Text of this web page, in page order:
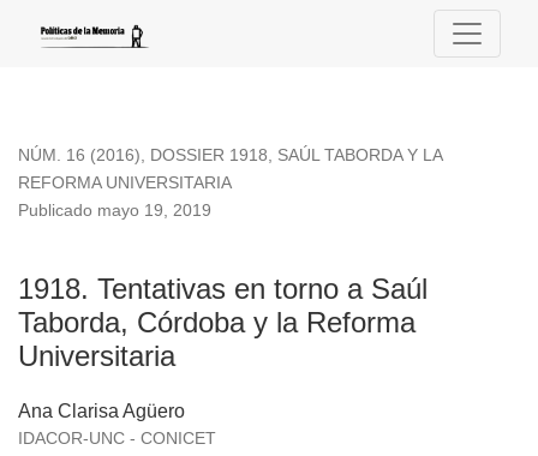
1918. Tentativas en torno a Saúl Taborda, Córdoba y la
NÚM. 16 (2016), DOSSIER 1918, SAÚL TABORDA Y LA
REFORMA UNIVERSITARIA
1918. Tentativas en torno a Saúl
Taborda, Córdoba y la Reforma
Universitaria
Publicado mayo 19, 2019
Ana Clarisa Agüero
IDACOR-UNC - CONICET